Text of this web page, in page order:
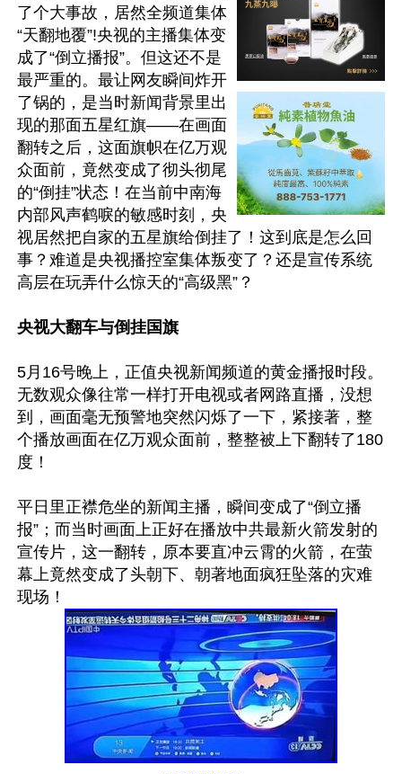
了个大事故，居然全频道集体
“天翻地覆”!央视的主播集体变
成了“倒立播报”。但这还不是
最严重的。最让网友瞬间炸开
了锅的，是当时新闻背景里出
现的那面五星红旗——在画面
翻转之后，这面旗帜在亿万观
众面前，竟然变成了彻头彻尾
的“倒挂”状态！在当前中南海
内部风声鹤唳的敏感时刻，央
视居然把自家的五星旗给倒挂了！这到底是怎么回
事？难道是央视播控室集体叛变了？还是宣传系统
高层在玩弄什么惊天的“高级黑”？
央视大翻车与倒挂国旗
5月16号晚上，正值央视新闻频道的黄金播报时段。
无数观众像往常一样打开电视或者网路直播，没想
到，画面毫无预警地突然闪烁了一下，紧接著，整
个播放画面在亿万观众面前，整整被上下翻转了180
度！
平日里正襟危坐的新闻主播，瞬间变成了“倒立播
报”；而当时画面上正好在播放中共最新火箭发射的
宣传片，这一翻转，原本要直冲云霄的火箭，在萤
幕上竟然变成了头朝下、朝著地面疯狂坠落的灾难